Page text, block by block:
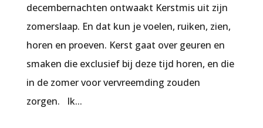
decembernachten ontwaakt Kerstmis uit zijn
zomerslaap. En dat kun je voelen, ruiken, zien,
horen en proeven. Kerst gaat over geuren en
smaken die exclusief bij deze tijd horen, en die
in de zomer voor vervreemding zouden
zorgen. Ik...